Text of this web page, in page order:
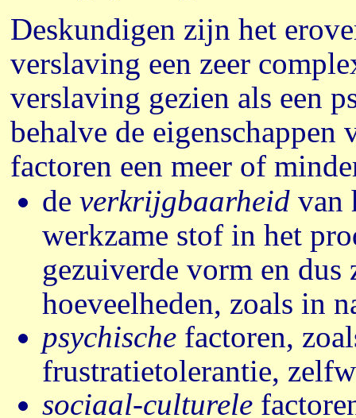
Deskundigen zijn het
verslaving een zeer
verslaving gezien als een
behalve de
factoren een meer of
de verkrijgbaarheid van
werkzame stof in het
gezuiverde vorm en dus
hoeveelheden, zoals in
psychische factoren,
frustratietolerantie,
sociaal-culturele